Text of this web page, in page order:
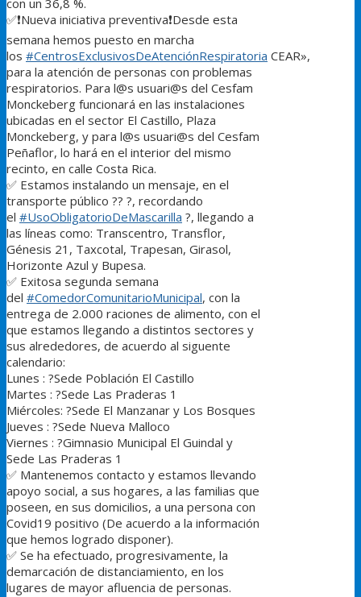
con un 36,8 %.
✅❗Nueva iniciativa preventiva❗Desde esta
semana hemos puesto en marcha
los #CentrosExclusivosDeAtenciónRespiratoria CEAR»,
para la atención de personas con problemas
respiratorios. Para l@s usuari@s del Cesfam
Monckeberg funcionará en las instalaciones
ubicadas en el sector El Castillo, Plaza
Monckeberg, y para l@s usuari@s del Cesfam
Peñaflor, lo hará en el interior del mismo
recinto, en calle Costa Rica.
✅ Estamos instalando un mensaje, en el
transporte público ?? ?, recordando
el #UsoObligatorioDeMascarilla ?, llegando a
las líneas como: Transcentro, Transflor,
Génesis 21, Taxcotal, Trapesan, Girasol,
Horizonte Azul y Bupesa.
✅ Exitosa segunda semana
del #ComedorComunitarioMunicipal, con la
entrega de 2.000 raciones de alimento, con el
que estamos llegando a distintos sectores y
sus alrededores, de acuerdo al siguente
calendario:
Lunes : ?Sede Población El Castillo
Martes : ?Sede Las Praderas 1
Miércoles: ?Sede El Manzanar y Los Bosques
Jueves : ?Sede Nueva Malloco
Viernes : ?Gimnasio Municipal El Guindal y
Sede Las Praderas 1
✅ Mantenemos contacto y estamos llevando
apoyo social, a sus hogares, a las familias que
poseen, en sus domicilios, a una persona con
Covid19 positivo (De acuerdo a la información
que hemos logrado disponer).
✅ Se ha efectuado, progresivamente, la
demarcación de distanciamiento, en los
lugares de mayor afluencia de personas.